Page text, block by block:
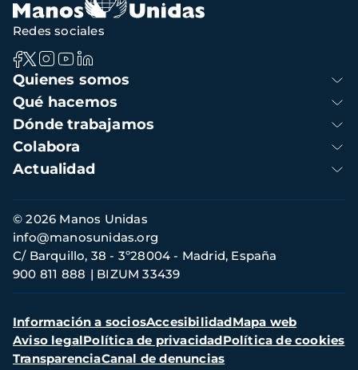
Navegación
principal
Quienes somos
Qué hacemos
Dónde trabajamos
Colabora
Actualidad
Redes sociales
Información
de
contacto
© 2026 Manos Unidas
C/ Barquillo, 38 - 3º28004 - Madrid, España
900 811 888
BIZUM 33439
info@manosunidas.org
Menú
secundario
Información a sociosAccesibilidadMapa web
Aviso legalPolítica de privacidadPolítica de cookies
TransparenciaCanal de denuncias